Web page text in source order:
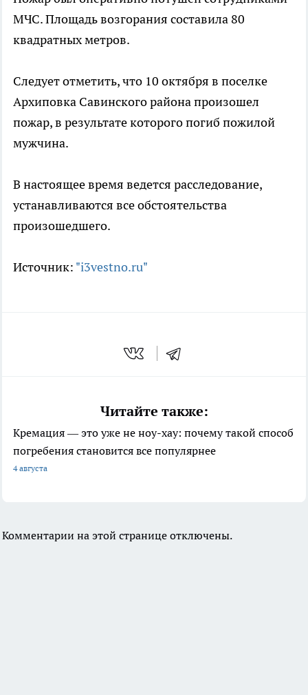
МЧС. Площадь возгорания составила 80
квадратных метров.
Следует отметить, что 10 октября в поселке
Архиповка Савинского района произошел
пожар, в результате которого погиб пожилой
мужчина.
В настоящее время ведется расследование,
устанавливаются все обстоятельства
произошедшего.
Источник: "i3vestno.ru"
Читайте также:
Кремация — это уже не ноу-хау: почему такой способ
погребения становится все популярнее
4 августа
Комментарии на этой странице отключены.